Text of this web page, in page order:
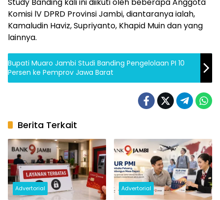
Komisi lV DPRD Provinsi Jambi, diantaranya ialah,
Kamaludin Haviz, Supriyanto, Khapid Muin dan yang
lainnya.
Bupati Muaro Jambi Studi Banding Pengelolaan PI 10
Persen ke Pemprov Jawa Barat
Berita Terkait
Advertorial Advertorial